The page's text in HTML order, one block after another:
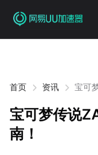
首页 资讯 宝可
宝可梦传说
南！